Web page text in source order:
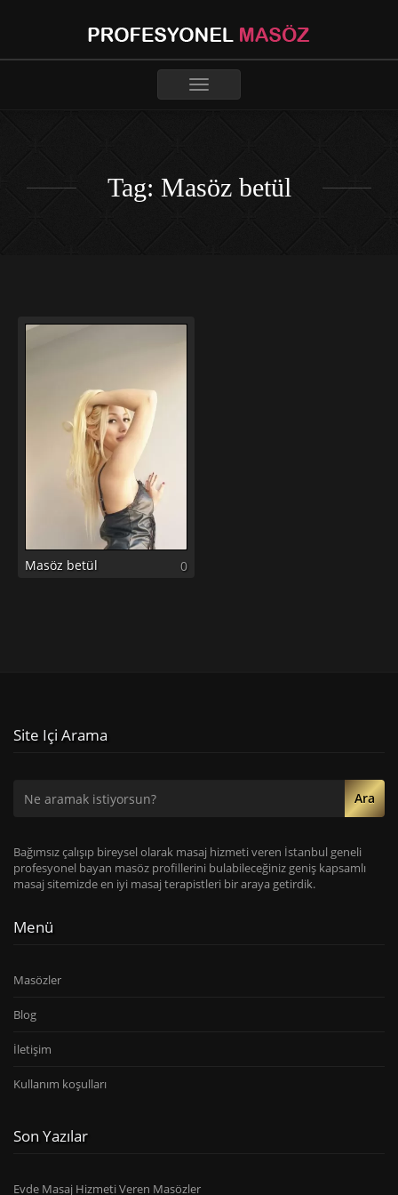
Toggle
Tag: Masöz betül
Masöz betül 0
Site Içi Arama
Ara
Bağımsız çalışıp bireysel olarak masaj hizmeti veren İstanbul geneli
profesyonel bayan masöz profillerini bulabileceğiniz geniş kapsamlı
masaj sitemizde en iyi masaj terapistleri bir araya getirdik.
Menü
Masözler
Blog
İletişim
Kullanım koşulları
Son Yazılar
Evde Masaj Hizmeti Veren Masözler